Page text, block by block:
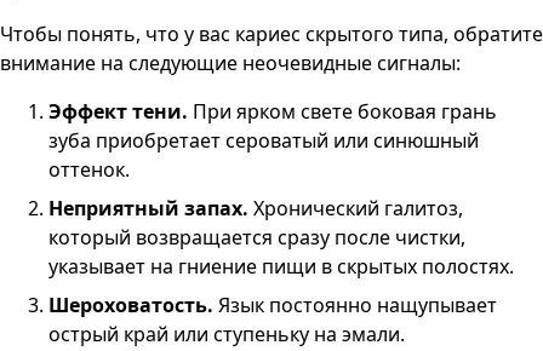
Чтобы понять, что у вас кариес скрытого типа, обратите
внимание на следующие неочевидные сигналы:
Эффект тени. При ярком свете боковая грань
зуба приобретает сероватый или синюшный
оттенок.
Неприятный запах. Хронический галитоз,
который возвращается сразу после чистки,
указывает на гниение пищи в скрытых полостях.
Шероховатость. Язык постоянно нащупывает
острый край или ступеньку на эмали.